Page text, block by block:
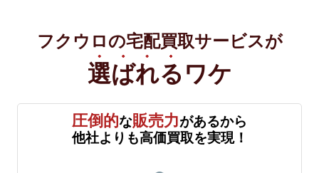
フクウロの宅配買取サービスが
選ばれる ワケ
圧倒的な販売力があるから
他社よりも高価買取を実現！